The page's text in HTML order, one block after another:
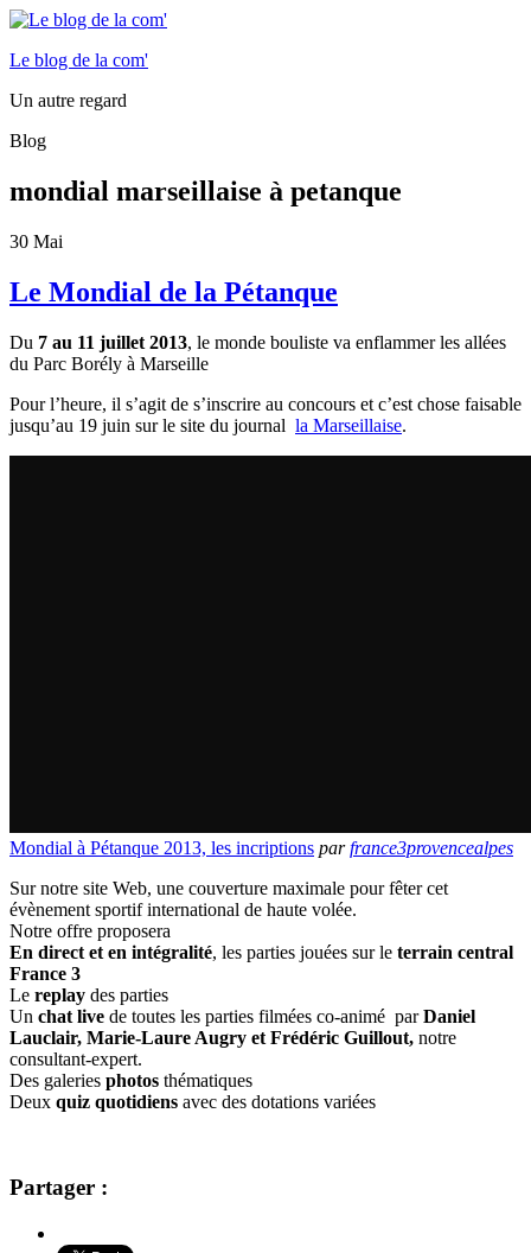
Le blog de la com'
Un autre regard
Blog
mondial marseillaise à petanque
30 Mai
Le Mondial de la Pétanque
Du 7 au 11 juillet 2013, le monde bouliste va enflammer les allées
du Parc Borély à Marseille
Pour l’heure, il s’agit de s’inscrire au concours et c’est chose faisable
jusqu’au 19 juin sur le site du journal la Marseillaise.
Mondial à Pétanque 2013, les incriptions parfrance3provencealpes
Sur notre site Web, une couverture maximale pour fêter cet
évènement sportif international de haute volée.
Notre offre proposera
En direct et en intégralité, les parties jouées sur le terrain central
France 3
Le replay des parties
Un chat live de toutes les parties filmées co-animé parDaniel
Lauclair, Marie-Laure Augry et Frédéric Guillout, notre
consultant-expert.
Des galeries photos thématiques
Deux quiz quotidiens avec des dotations variées
Partager :